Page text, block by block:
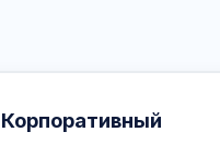
Корпоративный